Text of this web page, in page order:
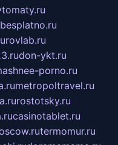
don-ykt.ru
porno.ru
metropoltravel.ru
rostotsky.ru
casinotablet.ru
termomur.ru